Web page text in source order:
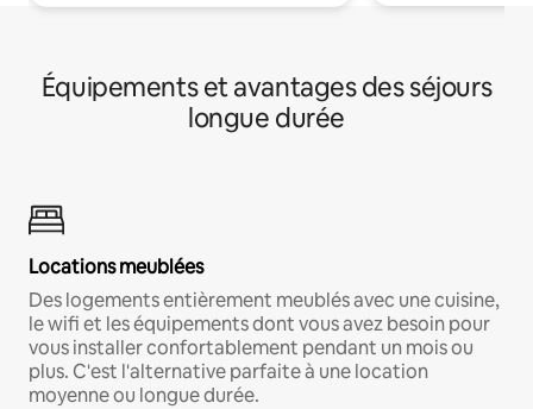
Équipements et avantages des séjours
longue durée
Locations meublées
Des logements entièrement meublés avec une cuisine,
le wifi et les équipements dont vous avez besoin pour
vous installer confortablement pendant un mois ou
plus. C'est l'alternative parfaite à une location
moyenne ou longue durée.